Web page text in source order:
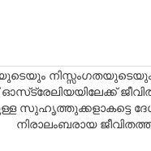
ഓസ്‌ട്രേലിയയിലേക്ക്
സുഹൃത്തുക്കളാകട്ടെ
നിരാലംബരായ